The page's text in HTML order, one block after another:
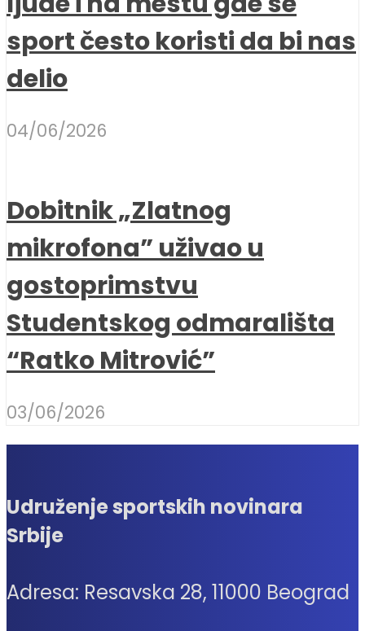
sport često koristi da bi nas
delio
04/06/2026
Dobitnik „Zlatnog
mikrofona” uživao u
gostoprimstvu
Studentskog odmarališta
“Ratko Mitrović”
03/06/2026
Udruženje sportskih novinara
Srbije
Adresa: Resavska 28, 11000 Beograd